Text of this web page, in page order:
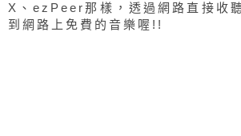
X、ezPeer那樣，透過網路直接收
到網路上免費的音樂喔!!